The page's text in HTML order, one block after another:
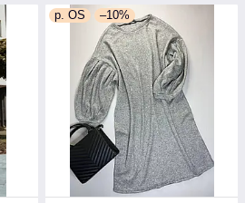
р. OS –10%